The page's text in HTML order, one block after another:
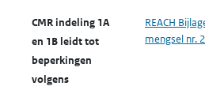
CMR indeling 1A
en 1B leidt tot
beperkingen
volgens
REACH
mengsel nr.